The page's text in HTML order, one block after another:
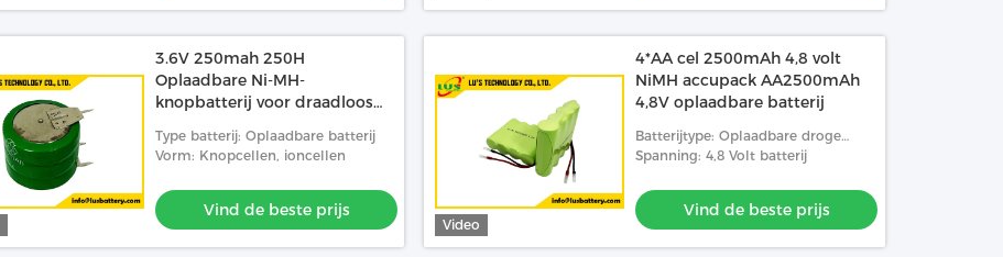
3.6V 250mah 250H
Oplaadbare Ni-MH-
knopbatterij voor draadloos
speeltje NiMH-batterijen Cell
Type batterij: Oplaadbare batterij
Vorm: Knopcellen, ioncellen
Vind de beste prijs
Video
4*AA cel 2500mAh 4,8 volt
NiMH accupack AA2500mAh
4,8V oplaadbare batterij
Batterijtype: Oplaadbare droge
celbatterij
Spanning: 4,8 Volt batterij
Vind de beste prijs